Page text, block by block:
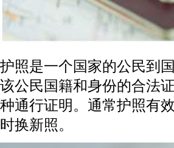
护照是一个国家的公民到
该公民国籍和身份的合法
种通行证明。通常护照有
时换新照。